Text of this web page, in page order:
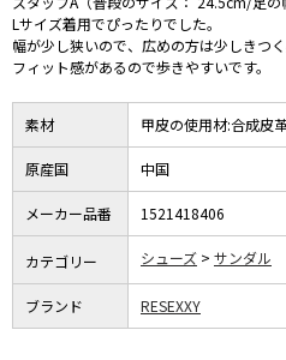
Lサイズ着用でぴったりでした。
幅が少し狭いので、広めの方は少しきつ
フィット感があるので歩きやすいです。
素材 甲皮の使用材:合成皮
原産国 中国
メーカー品番 1521418406
カテゴリー シューズ サンダル
ブランド RESEXXY